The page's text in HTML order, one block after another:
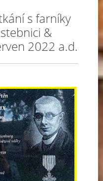
s farníky
&
2022 a.d.